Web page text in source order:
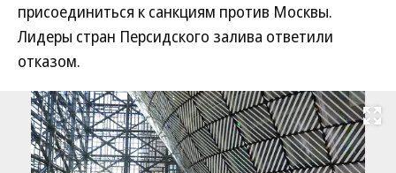
присоединиться к санкциям против Москвы.
Лидеры стран Персидского залива ответили
отказом.
Развернуть